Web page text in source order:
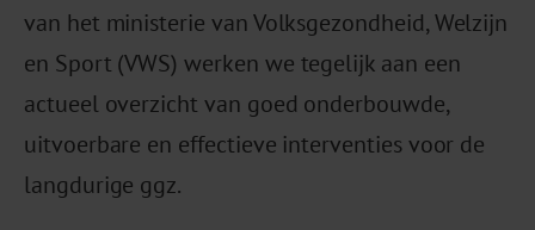
van het ministerie van Volksgezondheid, Welzijn
en Sport (VWS) werken we tegelijk aan een
actueel overzicht van goed onderbouwde,
uitvoerbare en effectieve interventies voor de
langdurige ggz.